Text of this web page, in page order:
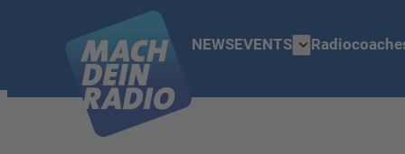
NEWSEVENTS expand_more